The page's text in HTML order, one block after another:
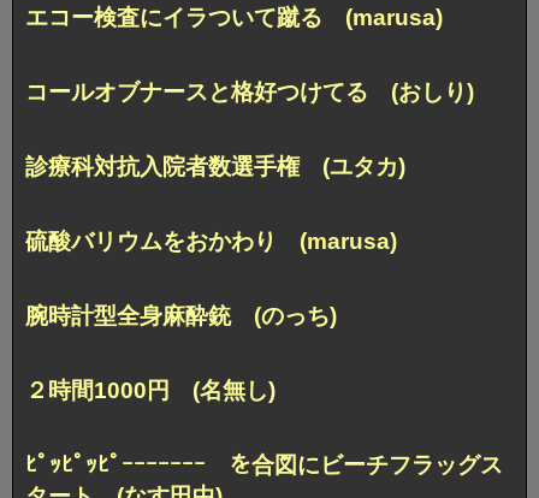
エコー検査にイラついて蹴る (marusa)
コールオブナースと格好つけてる (おしり)
診療科対抗入院者数選手権 (ユタカ)
硫酸バリウムをおかわり (marusa)
腕時計型全身麻酔銃 (のっち)
２時間1000円 (名無し)
ﾋﾟｯﾋﾟｯﾋﾟｰｰｰｰｰｰｰ を合図にビーチフラッグス